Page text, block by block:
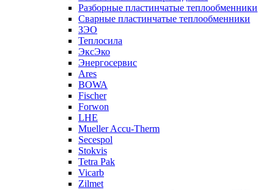
Разборные пластинчатые теплообменники
Сварные пластинчатые теплообменники
ЗЭО
Теплосила
ЭксЭко
Энергосервис
Ares
BOWA
Fischer
Forwon
LHE
Mueller Accu-Therm
Secespol
Stokvis
Tetra Pak
Vicarb
Zilmet